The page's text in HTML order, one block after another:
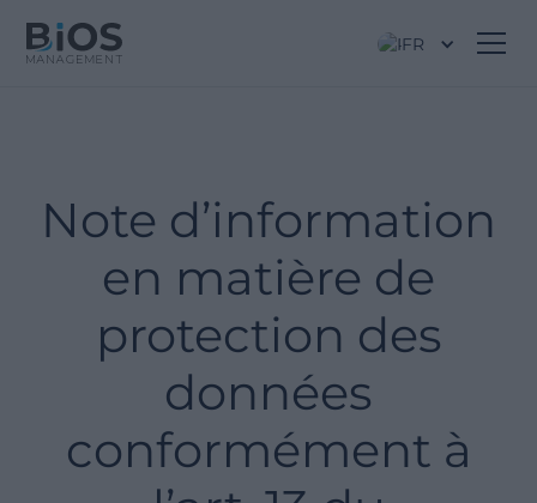
FR
Note d’information
en matière de
protection des
données
conformément à